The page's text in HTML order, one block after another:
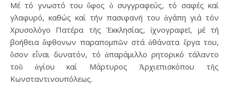
Μέ τό γνωστό του ὕφος ὁ συγγραφεύς, τό σαφές καί
γλαφυρό, καθώς καί τήν πασιφανή του ἀγάπη γιά τόν
Χρυσολόγο Πατέρα τῆς Ἐκκλησίας, ἰχνογραφεῖ, μέ τή
βοήθεια ἄφθονων παραπομπῶν στά ἀθάνατα ἔργα του,
ὅσον εἶναι δυνατόν, τό ἀπαράμιλλο ρητορικό τάλαντο
τοῦ ἁγίου καί Μάρτυρος Ἀρχιεπισκόπου τῆς
Κωνσταντινουπόλεως.